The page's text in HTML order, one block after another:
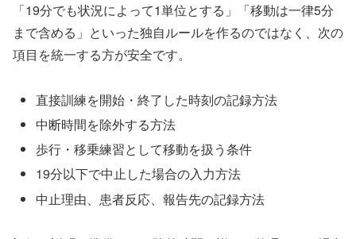
「19分でも状況によって1単位とする」「移動は一律5分
まで含める」といった独自ルールを作るのではなく、次の
項目を統一する方が安全です。
直接訓練を開始・終了した時刻の記録方法
中断時間を除外する方法
歩行・移乗練習として移動を扱う条件
19分以下で中止した場合の入力方法
中止理由、患者反応、報告先の記録方法